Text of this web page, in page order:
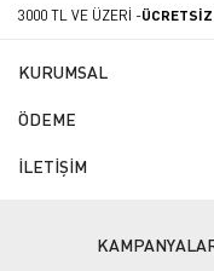
3000 TL VE ÜZERİ -
KURUMSAL
ÖDEME
İLETİŞİM